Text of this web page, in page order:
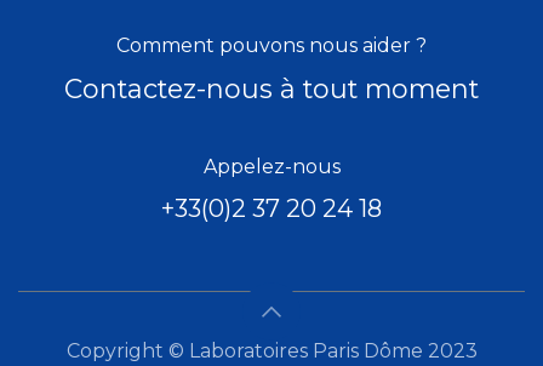
Comment pouvons nous aider ?
Contactez-nous à tout moment
Appelez-nous
+33(0)2 37 20 24 18
Copyright © Laboratoires Paris Dôme 2023